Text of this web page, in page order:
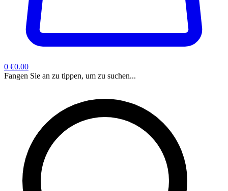
0 €0.00
Fangen Sie an zu tippen, um zu suchen...